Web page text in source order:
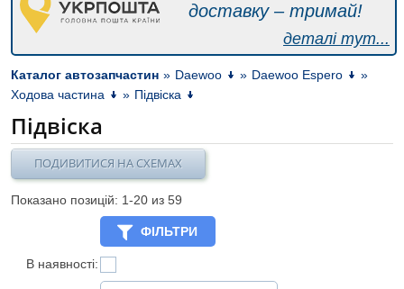
доставку – тримай!
деталі тут...
Каталог автозапчастин » Daewoo » Daewoo Espero
»
Ходова частина
» Підвіска
Підвіска
ПОДИВИТИСЯ НА СХЕМАХ
Показано позицій: 1-20 из 59
ФІЛЬТРИ
В наявності: